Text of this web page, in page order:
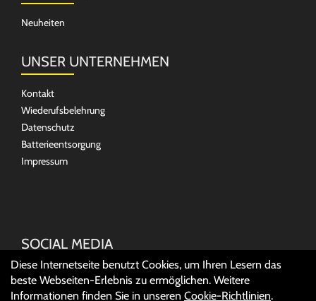
Neuheiten
UNSER UNTERNEHMEN
Kontakt
Wiederufsbelehrung
Datenschutz
Batterieentsorgung
Impressum
SOCIAL MEDIA
Diese Internetseite benutzt Cookies, um Ihren Lesern das
beste Webseiten-Erlebnis zu ermöglichen. Weitere
Informationen finden Sie in unseren Cookie-Richtlinien.